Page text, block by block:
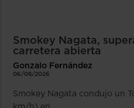
Smokey Nagata,
carretera abierta
Gonzalo Fernández
06/08/2026
Smokey Nagata condujo un